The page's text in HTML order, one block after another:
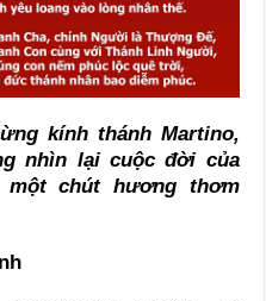
kính thánh Martino,
nhìn lại cuộc đời của
chút hương thơm